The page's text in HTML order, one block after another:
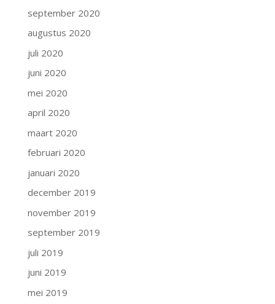
september 2020
augustus 2020
juli 2020
juni 2020
mei 2020
april 2020
maart 2020
februari 2020
januari 2020
december 2019
november 2019
september 2019
juli 2019
juni 2019
mei 2019